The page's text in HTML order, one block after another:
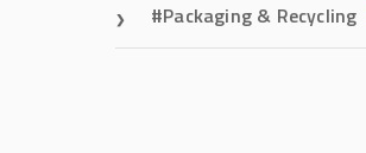
Packaging & Recycling